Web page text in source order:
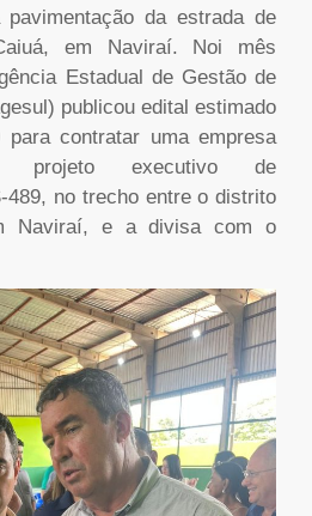
da estrada de
em Naviraí. Noi mês
Estadual de Gestão de
publicou edital estimado
para contratar uma empresa
projeto executivo de
489, no trecho entre o distrito
Naviraí, e a divisa com o